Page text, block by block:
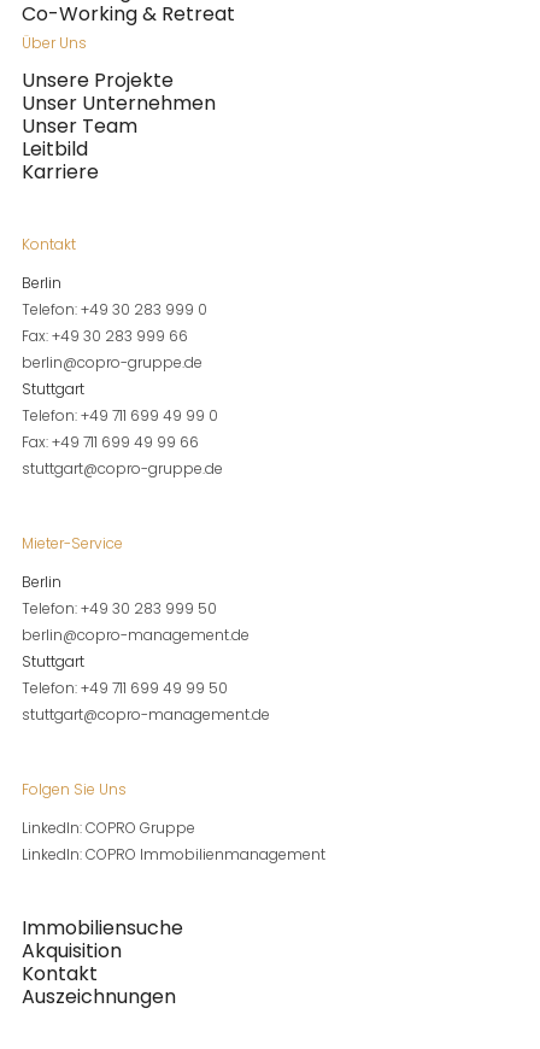
Co-Working & Retreat
Über Uns
Unsere Projekte
Unser Unternehmen
Unser Team
Leitbild
Karriere
Kontakt
Berlin
Telefon: +49 30 283 999 0
Fax: +49 30 283 999 66
berlin@copro-gruppe.de
Stuttgart
Telefon: +49 711 699 49 99 0
Fax: +49 711 699 49 99 66
stuttgart@copro-gruppe.de
Mieter-Service
Berlin
Telefon: +49 30 283 999 50
berlin@copro-management.de
Stuttgart
Telefon: +49 711 699 49 99 50
stuttgart@copro-management.de
Folgen Sie Uns
LinkedIn: COPRO Gruppe
LinkedIn: COPRO Immobilienmanagement
Immobiliensuche
Akquisition
Kontakt
Auszeichnungen